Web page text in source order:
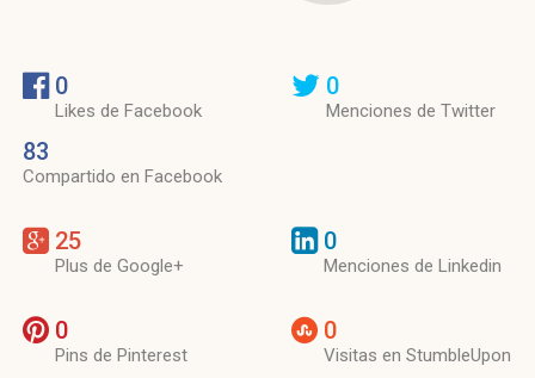
0
Likes de Facebook
83
Compartido en Facebook
0
Menciones de Twitter
25
Plus de Google+
0
Menciones de Linkedin
0
Pins de Pinterest
0
Visitas en StumbleUpon